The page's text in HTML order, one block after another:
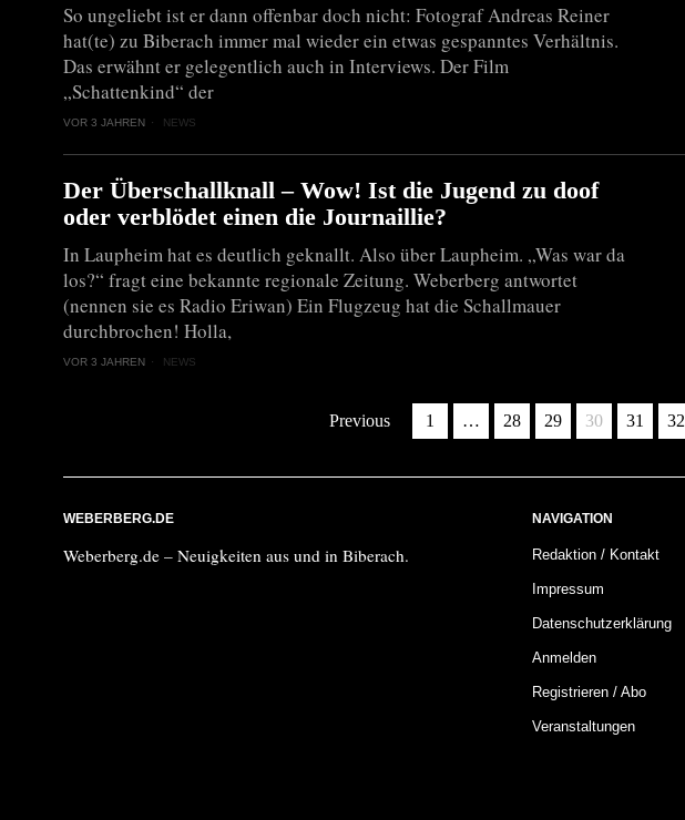
So ungeliebt ist er dann offenbar doch nicht: Fotograf Andreas Reiner
hat(te) zu Biberach immer mal wieder ein etwas gespanntes Verhältnis.
Das erwähnt er gelegentlich auch in Interviews. Der Film
„Schattenkind“ der
VOR 3 JAHREN NEWS
Der Überschallknall – Wow! Ist die Jugend zu doof
oder verblödet einen die Journaillie?
In Laupheim hat es deutlich geknallt. Also über Laupheim. „Was war da
los?“ fragt eine bekannte regionale Zeitung. Weberberg antwortet
(nennen sie es Radio Eriwan) Ein Flugzeug hat die Schallmauer
durchbrochen! Holla,
VOR 3 JAHREN NEWS
Previous 1 … 28 29 30 31 32
WEBERBERG.DE
Weberberg.de – Neuigkeiten aus und in Biberach.
NAVIGATION
Redaktion / Kontakt
Impressum
Datenschutzerklärung
Anmelden
Registrieren / Abo
Veranstaltungen